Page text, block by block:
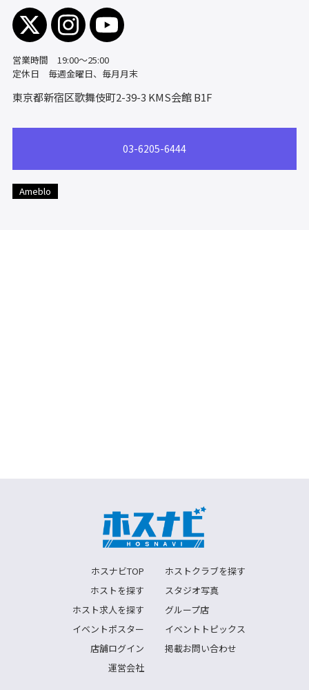
営業時間 19:00～25:00
定休日 毎週金曜日、毎月月末
東京都新宿区歌舞伎町2-39-3 KMS会館 B1F
03-6205-6444
Ameblo
ホスナビTOP
ホストクラブを探す
ホストを探す
スタジオ写真
ホスト求人を探す
グループ店
イベントポスター
イベントトピックス
店舗ログイン
掲載お問い合わせ
運営会社